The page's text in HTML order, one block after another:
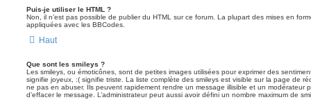
Puis-je utiliser le HTML ?
Non, il n’est pas possible de publier du HTML sur ce forum. La plupart des mises en
appliquées avec les BBCodes.
Haut
Que sont les smileys ?
Les smileys, ou émoticônes, sont de petites images utilisées pour exprimer des
signifie joyeux, :( signifie triste. La liste complète des smileys est visible sur la page de
ne pas en abuser. Ils peuvent rapidement rendre un message illisible et un modérateur
d’effacer le message. L’administrateur peut aussi avoir défini un nombre maximum de